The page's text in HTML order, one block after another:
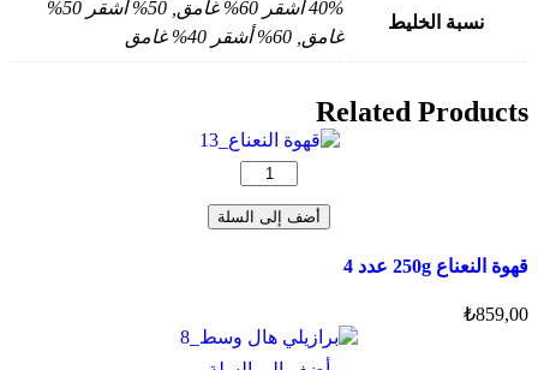
نسبة الخليط
40% أشقر 60% غامق, 50% أشقر 50%
غامق, 60% أشقر 40% غامق
Related Products
كمية
النعناع
أضف إلى السلة
قهوة النعناع 250g عدد 4
₺859,00